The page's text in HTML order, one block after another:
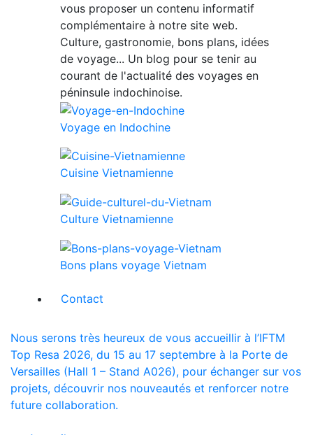
vous proposer un contenu informatif
complémentaire à notre site web.
Culture, gastronomie, bons plans, idées
de voyage... Un blog pour se tenir au
courant de l'actualité des voyages en
péninsule indochinoise.
Voyage en Indochine
Cuisine Vietnamienne
Culture Vietnamienne
Bons plans voyage Vietnam
Contact
Nous serons très heureux de vous accueillir à l’IFTM
Top Resa 2026, du 15 au 17 septembre à la Porte de
Versailles (Hall 1 – Stand A026), pour échanger sur vos
projets, découvrir nos nouveautés et renforcer notre
future collaboration.